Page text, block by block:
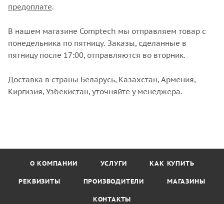
предоплате.
В нашем магазине Comptech мы отправляем товар с
понедельника по пятницу. Заказы, сделанные в
пятницу после 17:00, отправляются во вторник.
Доставка в страны Беларусь, Казахстан, Армения,
Киргизия, Узбекистан, уточняйте у менеджера.
О КОМПАНИИ УСЛУГИ КАК КУПИТЬ
РЕКВИЗИТЫ ПРОИЗВОДИТЕЛИ МАГАЗИНЫ
КОНТАКТЫ